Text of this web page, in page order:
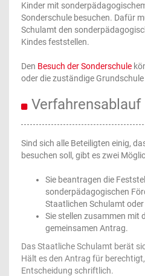
Kinder mit
Sonderschule besuchen. Dafür
Schulamt den
Kindes feststellen.
Den Besuch der Sonderschule
oder die zuständige
Verfahrensablauf
Sind sich alle Beteiligten einig,
besuchen soll, gibt es zwei
Sie beantragen die
sonderpädagogischen
Staatlichen Schulamt oder
Sie stellen zusammen mit
gemeinsamen Antrag.
Das Staatliche Schulamt berät
Hält es den Antrag für
Entscheidung schriftlich.